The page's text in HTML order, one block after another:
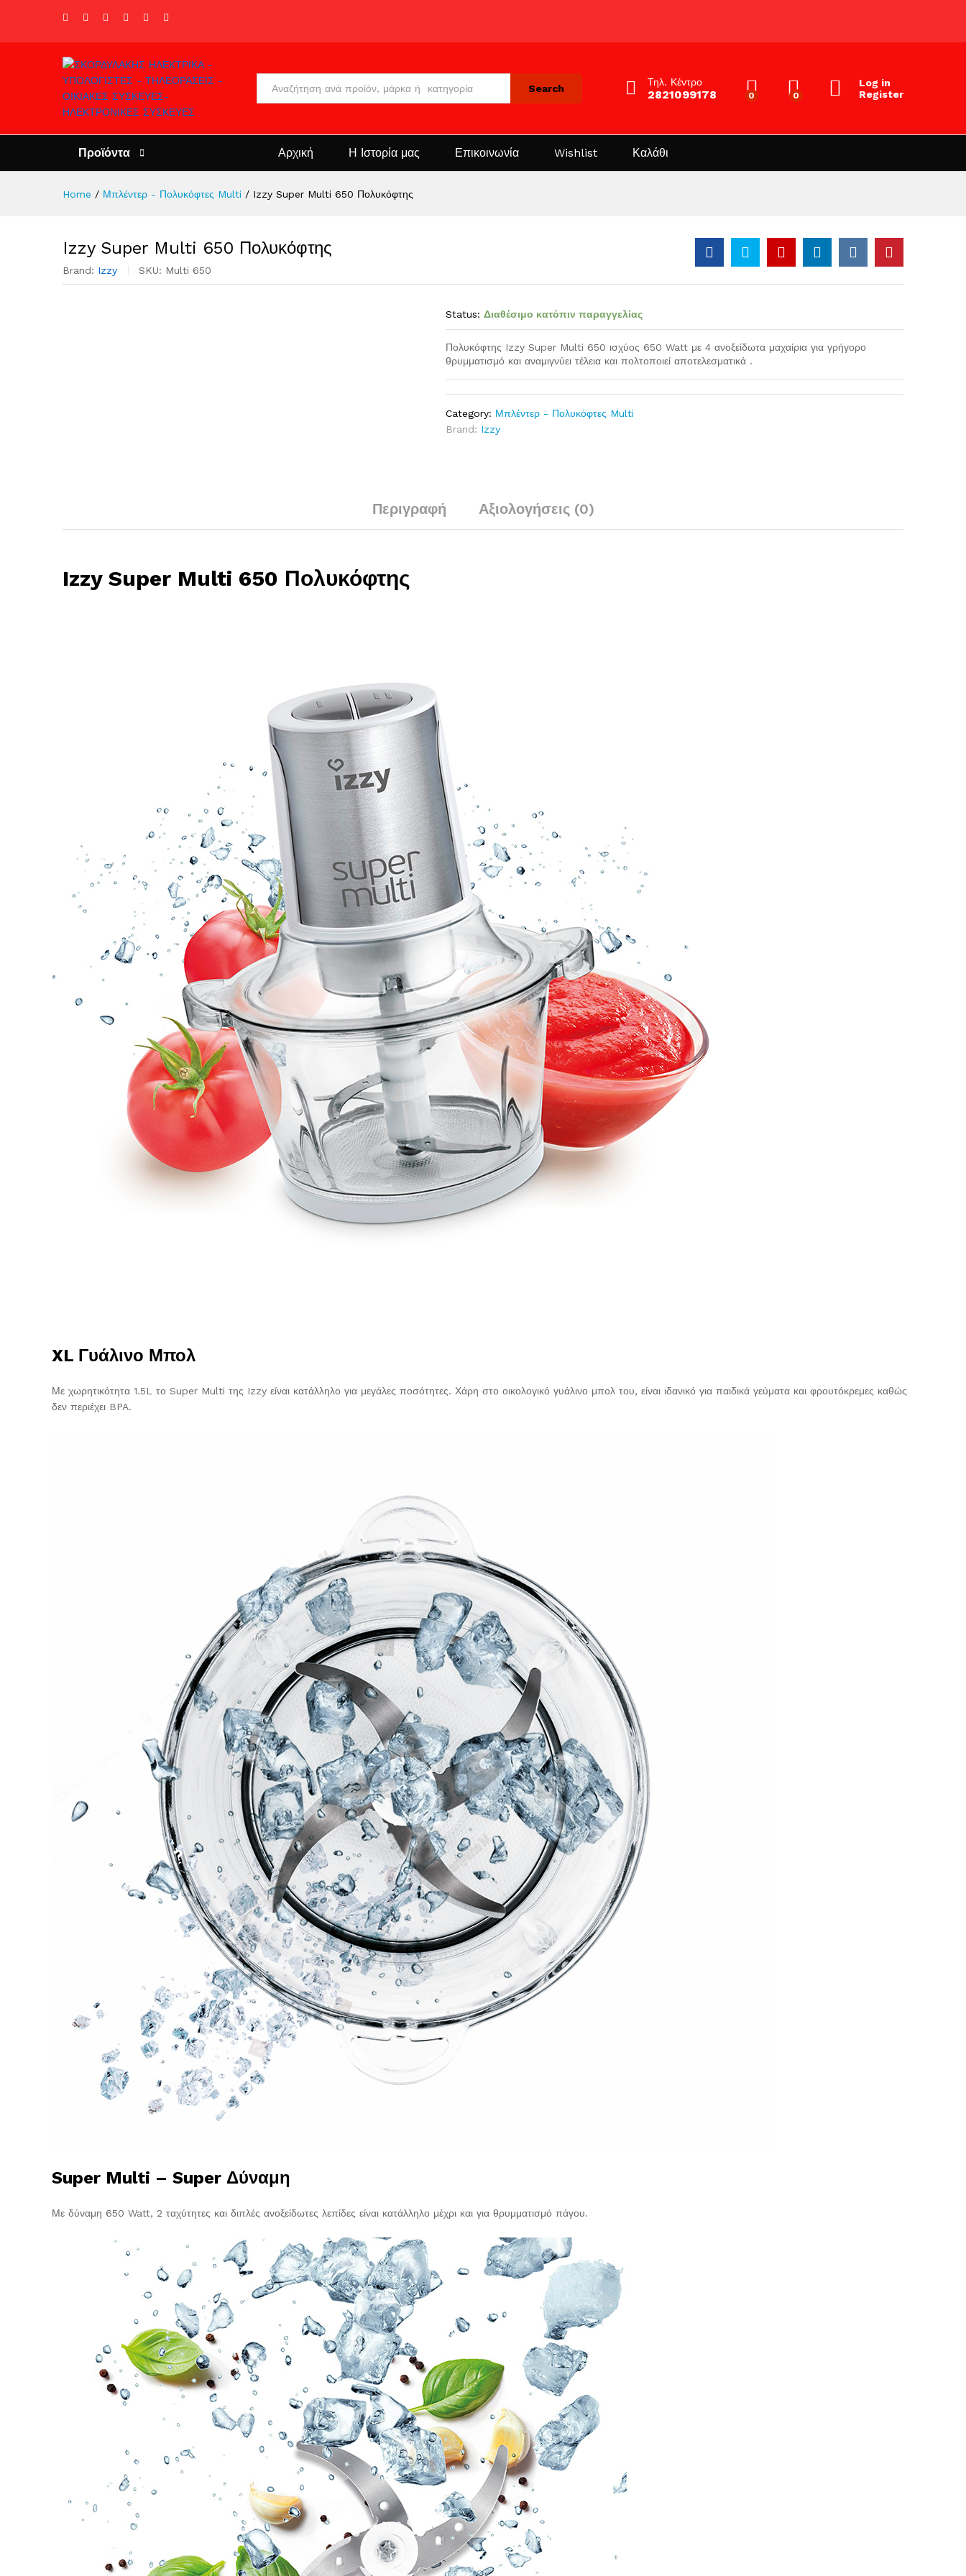
Search
Τηλ. Κέντρο
2821099178 0 0
Log in
Register
Προϊόντα Αρχική Η Ιστορία μας Επικοινωνία Wishlist Καλάθι
Home / Μπλέντερ - Πολυκόφτες Multi / Izzy Super Multi 650 Πολυκόφτης
Izzy Super Multi 650 Πολυκόφτης
Brand: Izzy SKU: Multi 650
Status: Διαθέσιμο κατόπιν παραγγελίας
Πολυκόφτης Izzy Super Multi 650 ισχύος 650 Watt με 4 ανοξείδωτα μαχαίρια για γρήγορο
θρυμματισμό και αναμιγνύει τέλεια και πολτοποιεί αποτελεσματικά .
Category: Μπλέντερ - Πολυκόφτες Multi
Brand: Izzy
Περιγραφή Αξιολογήσεις (0)
Izzy Super Multi 650 Πολυκόφτης
XL Γυάλινο Μπολ
Με χωρητικότητα 1.5L το Super Multi της Izzy είναι κατάλληλο για μεγάλες ποσότητες. Χάρη στο οικολογικό γυάλινο μπολ του, είναι ιδανικό για παιδικά γεύματα και φρουτόκρεμες καθώς
δεν περιέχει BPA.
Super Multi – Super Δύναμη
Με δύναμη 650 Watt, 2 ταχύτητες και διπλές ανοξείδωτες λεπίδες είναι κατάλληλο μέχρι και για θρυμματισμό πάγου.